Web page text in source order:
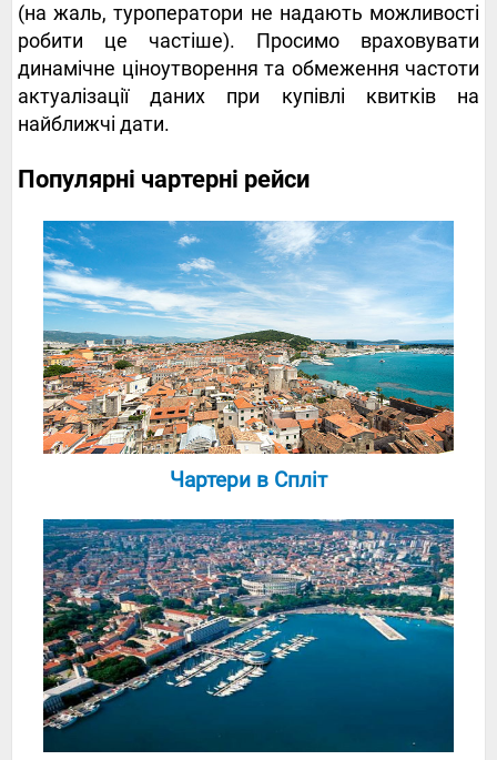
(на жаль, туроператори не надають можливості
робити це частіше). Просимо враховувати
динамічне ціноутворення та обмеження частоти
актуалізації даних при купівлі квитків на
найближчі дати.
Популярні чартерні рейси
Чартери в Спліт